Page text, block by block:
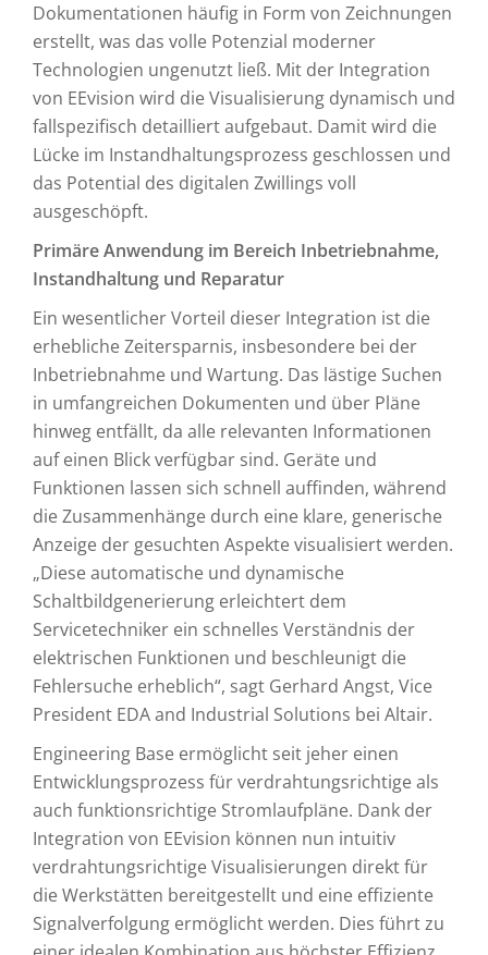
Dokumentationen häufig in Form von Zeichnungen
erstellt, was das volle Potenzial moderner
Technologien ungenutzt ließ. Mit der Integration
von EEvision wird die Visualisierung dynamisch und
fallspezifisch detailliert aufgebaut. Damit wird die
Lücke im Instandhaltungsprozess geschlossen und
das Potential des digitalen Zwillings voll
ausgeschöpft.
Primäre Anwendung im Bereich Inbetriebnahme,
Instandhaltung und Reparatur
Ein wesentlicher Vorteil dieser Integration ist die
erhebliche Zeitersparnis, insbesondere bei der
Inbetriebnahme und Wartung. Das lästige Suchen
in umfangreichen Dokumenten und über Pläne
hinweg entfällt, da alle relevanten Informationen
auf einen Blick verfügbar sind. Geräte und
Funktionen lassen sich schnell auffinden, während
die Zusammenhänge durch eine klare, generische
Anzeige der gesuchten Aspekte visualisiert werden.
„Diese automatische und dynamische
Schaltbildgenerierung erleichtert dem
Servicetechniker ein schnelles Verständnis der
elektrischen Funktionen und beschleunigt die
Fehlersuche erheblich“, sagt Gerhard Angst, Vice
President EDA and Industrial Solutions bei Altair.
Engineering Base ermöglicht seit jeher einen
Entwicklungsprozess für verdrahtungsrichtige als
auch funktionsrichtige Stromlaufpläne. Dank der
Integration von EEvision können nun intuitiv
verdrahtungsrichtige Visualisierungen direkt für
die Werkstätten bereitgestellt und eine effiziente
Signalverfolgung ermöglicht werden. Dies führt zu